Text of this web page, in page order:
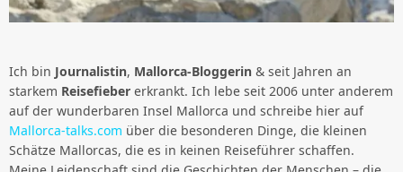
Ich bin Journalistin, Mallorca-Bloggerin & seit Jahren an
starkem Reisefieber erkrankt. Ich lebe seit 2006 unter anderem
auf der wunderbaren Insel Mallorca und schreibe hier auf
Mallorca-talks.com über die besonderen Dinge, die kleinen
Schätze Mallorcas, die es in keinen Reiseführer schaffen.